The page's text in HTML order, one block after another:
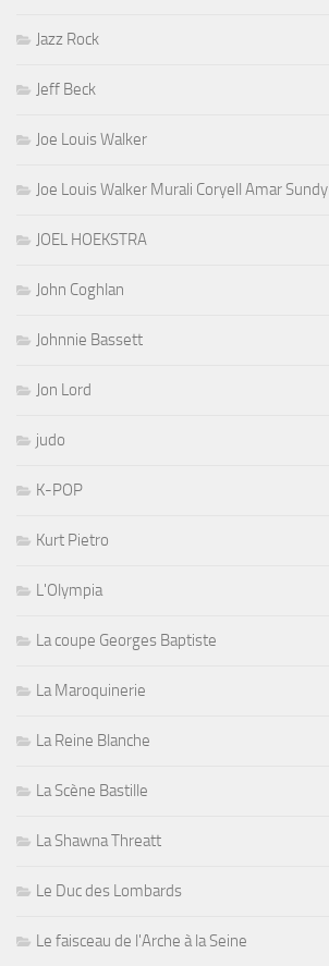
Jazz Rock
Jeff Beck
Joe Louis Walker
Joe Louis Walker Murali Coryell Amar Sundy
JOEL HOEKSTRA
John Coghlan
Johnnie Bassett
Jon Lord
judo
K-POP
Kurt Pietro
L'Olympia
La coupe Georges Baptiste
La Maroquinerie
La Reine Blanche
La Scène Bastille
La Shawna Threatt
Le Duc des Lombards
Le faisceau de l'Arche à la Seine